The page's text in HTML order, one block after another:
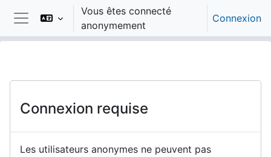
Passer au contenu principal
Panneau latéral
Vous êtes connecté
anonymement
Connexion
Connexion requise
Les utilisateurs anonymes ne peuvent pas